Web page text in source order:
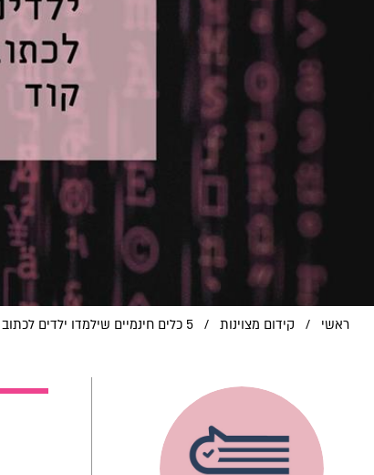
ראשי / קידום מצוינות / 5 כלים חינמיים שילמדו ילדים לכתוב קוד